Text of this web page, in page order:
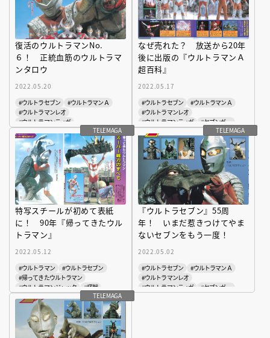
復活のウルトラマンNo.
６！ 正統血筋のウルトラマ
ンタロウ
2022.05.20
#ウルトラセブン
#ウルトラマンＡ
#ウルトラマンレオ
#ウルトラマンティガ
#帰ってきたウルトラマン
#怪獣
#宇宙人
#ウルトラマン
#復刻版テレビマガジンデラックス
#ウルトラ学
なぜ売れた？ 放送から20年
後に出版の『ウルトラマンＡ
超百科』
2022.05.17
#ウルトラセブン
#ウルトラマンＡ
#ウルトラマンレオ
#ウルトラマンティガ
#セブンガー
#帰ってきたウルトラマン
#怪獣
#宇宙人
#ウルトラマン
#復刻版テレビマガジンデラックス
TELEMAGA
特写スチールが初めて表紙
に！ 90年『帰ってきたウル
トラマン』
2022.05.12
#ウルトラマン
#ウルトラセブン
#帰ってきたウルトラマン
#ウルトラマンジャック
#怪獣
#ウルトラ学
#復刻版テレビマガジンデラックス
TELEMAGA
『ウルトラセブン』55周
年！ いまだ惹きつけてやま
ないセブンをもう一度！
2022.05.02
#ウルトラセブン
#ウルトラマンＡ
#ウルトラマンレオ
#ウルトラマンティガ
#セブンガー
TELEMAGA